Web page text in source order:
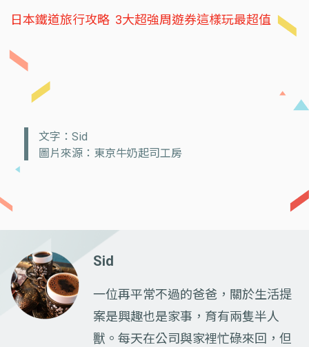
日本鐵道旅行攻略 3大超強周遊券這樣玩最超值
文字：Sid
圖片來源：東京牛奶起司工房
Sid
一位再平常不過的爸爸，關於生活提
案是興趣也是家事，育有兩隻半人
獸。每天在公司與家裡忙碌來回，但